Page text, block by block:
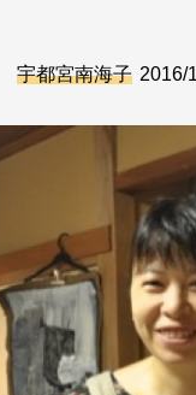
宇都宮南海子 2016/